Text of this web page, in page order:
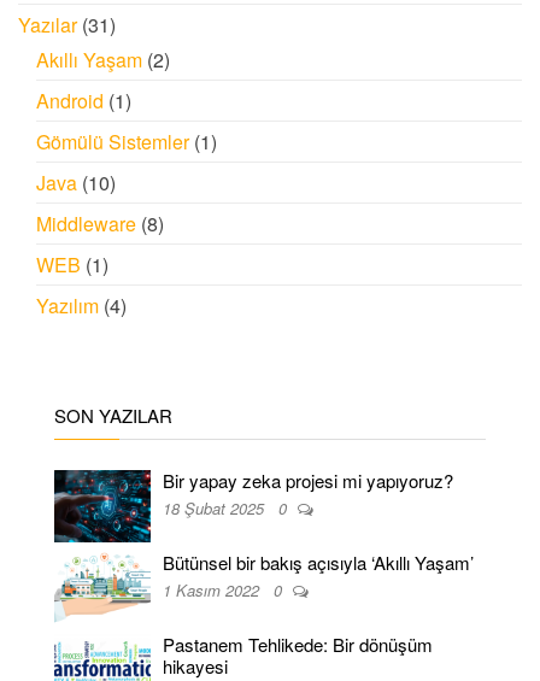
Yazılar(31)
Akıllı Yaşam (2)
Android (1)
Gömülü Sistemler(1)
Java (10)
Middleware (8)
WEB (1)
Yazılım (4)
SON YAZILAR
Bir yapay zeka projesi mi yapıyoruz?
18 Şubat 2025 0
Bütünsel bir bakış açısıyla ‘Akıllı Yaşam’
1 Kasım 2022 0
Pastanem Tehlikede: Bir dönüşüm
hikayesi